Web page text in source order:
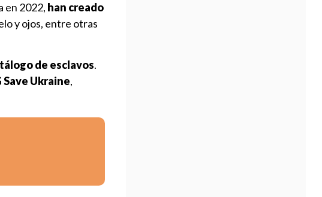
en 2022, han creado
y ojos, entre otras
de esclavos.
Ukraine,